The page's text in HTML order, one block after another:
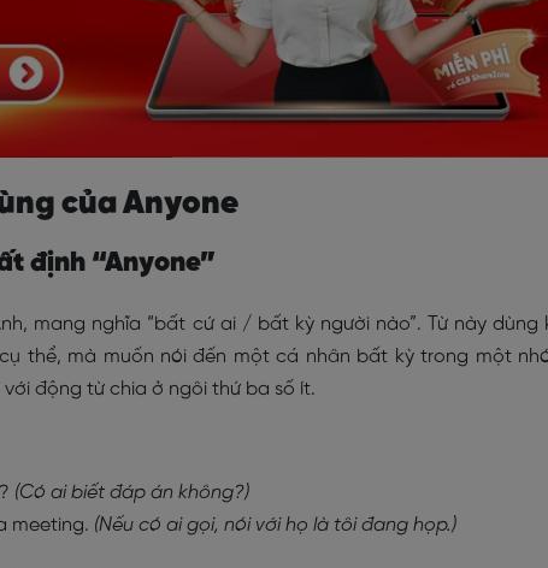
của Anyone
định “Anyone”
mang nghĩa “bất cứ ai / bất kỳ người nào”. Từ này dùng
thể, mà muốn nói đến một cá nhân bất kỳ trong một
động từ chia ở ngôi thứ ba số ít.
(Có ai biết đáp án không?)
meeting. (Nếu có ai gọi, nói với họ là tôi đang họp.)